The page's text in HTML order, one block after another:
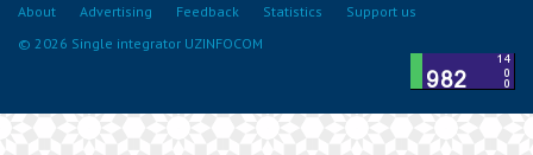
About Advertising Feedback Statistics
Support us
© 2026 Single integrator UZINFOCOM